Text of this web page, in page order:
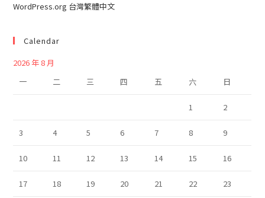
WordPress.org 台灣繁體中文
Calendar
2026 年 8 月
一
二 三 四 五 六 日
1 2
3 4 5 6 7 8 9
10 11 12 13 14 15 16
17 18 19 20 21 22 23